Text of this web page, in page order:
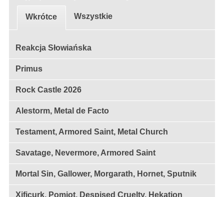
Wkrótce Wszystkie
Reakcja Słowiańska
Primus
Rock Castle 2026
Alestorm, Metal de Facto
Testament, Armored Saint, Metal Church
Savatage, Nevermore, Armored Saint
Mortal Sin, Gallower, Morgarath, Hornet, Sputnik
Xificurk, Pomiot, Despised Cruelty, Hekation